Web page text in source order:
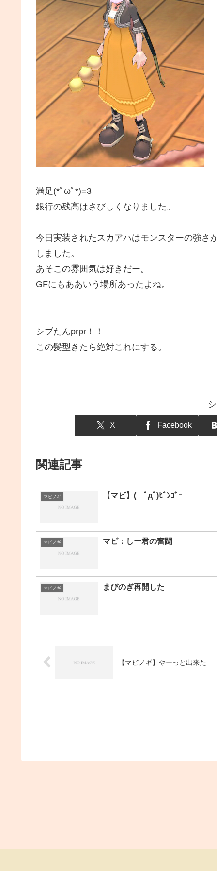
満足(*ﾟωﾟ*)=3
銀行の残高はさびしくなりました。
今日実装されたスカアハはモンスターの強さ
しました。
あそこの雰囲気は好きだー。
GFにもああいう場所あったよね。
シブたんprpr！！
この髪型きたら絶対これにする。
X Facebook
関連記事
マビノギ 【マビ】( ﾟдﾟ)ﾋﾞﾝｺﾞｰ
マビノギ マビ：しー君の奮闘
マビノギ まびのぎ再開した
【マビノギ】やーっと出来た